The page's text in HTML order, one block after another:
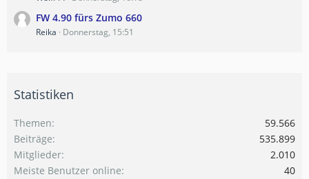
FW 4.90 fürs Zumo 660
Reika Donnerstag, 15:51
Statistiken
Themen
59.566
Beiträge
535.899
Mitglieder
2.010
Meiste Benutzer online
40